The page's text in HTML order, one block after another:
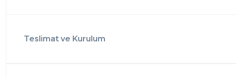
Teslimat ve Kurulum